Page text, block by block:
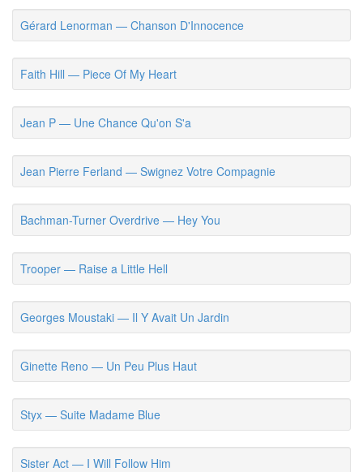
Gérard Lenorman — Chanson D'Innocence
Faith Hill — Piece Of My Heart
Jean P — Une Chance Qu'on S'a
Jean Pierre Ferland — Swignez Votre Compagnie
Bachman-Turner Overdrive — Hey You
Trooper — Raise a Little Hell
Georges Moustaki — Il Y Avait Un Jardin
Ginette Reno — Un Peu Plus Haut
Styx — Suite Madame Blue
Sister Act — I Will Follow Him